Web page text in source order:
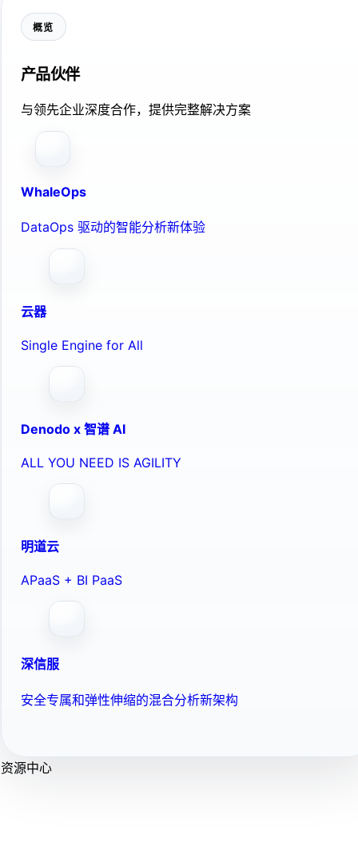
概览
产品伙伴
与领先企业深度合作，提供完整解决方案
WhaleOps
DataOps 驱动的智能分析新体验
云器
Single Engine for All
Denodo x 智谱 AI
ALL YOU NEED IS AGILITY
明道云
APaaS + BI PaaS
深信服
安全专属和弹性伸缩的混合分析新架构
资源中心